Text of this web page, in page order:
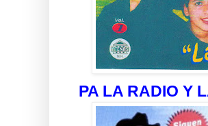
PA LA RADIO Y